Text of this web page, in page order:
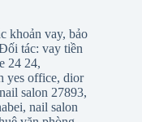
khoản vay, bảo
tác: vay tiền
24 24,
yes office, dior
nail salon 27893,
, nail salon